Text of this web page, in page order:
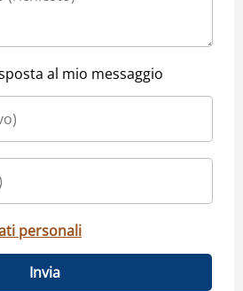
al mio messaggio
personali
Invia